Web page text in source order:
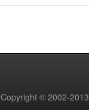
Copyright © 2002-2013